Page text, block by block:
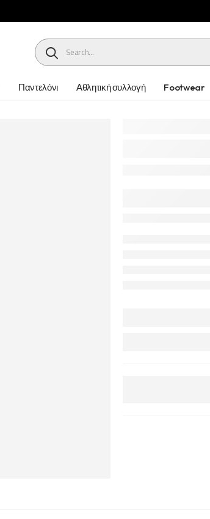
HEADER SEARCH BUTTON
Παντελόνι Αθλητική συλλογή Footwear